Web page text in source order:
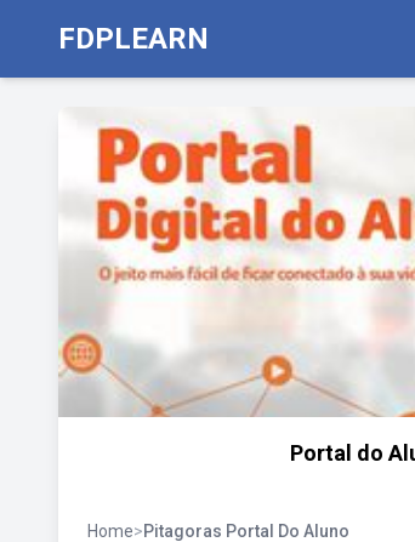
FDPLEARN
Portal do
Home>Pitagoras Portal Do Aluno